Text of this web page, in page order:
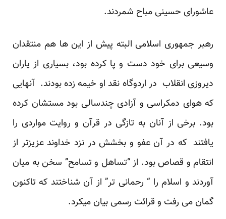
عاشورای حسینی مباح شمردند.
رهبر جمهوری اسلامی البته پیش از این ها هم منتقدان
وسیعی برای خود دست و پا کرده بود، بسیاری از یاران
دیروزی انقلاب در اردوگاه نقد او خیمه زده بودند. آنهایی
که هوای دمکراسی و آزادی چندسالی بود مستشان کرده
بود. برخی از آنان به تازگی در قرآن و روایت مواردی را
یافتند که در آن عفو و بخشش در نزد خداوند عزیزتر از
انتقام و قصاص بود. از “تساهل و تسامح” سخن به میان
آوردند و اسلام را “ رحمانی تر” از آن شناختند که تاکنون
گمان می رفت و قرائت رسمی بیان میکرد.